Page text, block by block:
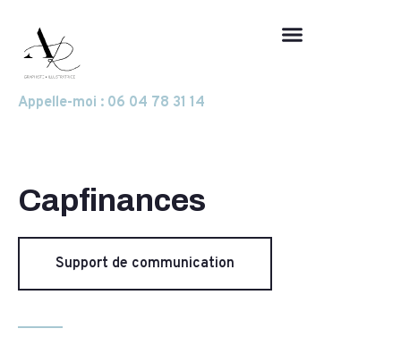
Appelle-moi : 06 04 78 31 14
Capfinances
Support de communication